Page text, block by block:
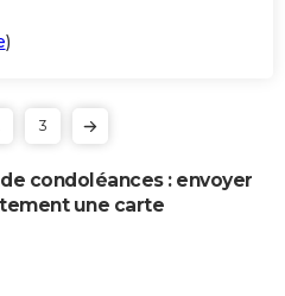
)
3
condoléances : envoyer
une carte